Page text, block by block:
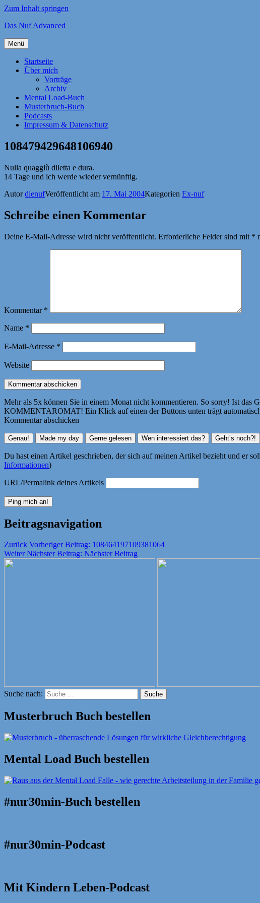
Zum Inhalt springen
Das Nuf Advanced
Menü
Startseite
Über mich
Vorträge
Archiv
Mental Load-Buch
Musterbruch-Buch
Podcasts
Impressum & Datenschutz
108479429648106940
Nulla quaggiù diletta e dura.
14 Tage und ich werde wieder vernünftig.
AutordienufVeröffentlicht am 17. Mai 2004Kategorien Ex-nuf
Schreibe einen Kommentar
Deine E-Mail-Adresse wird nicht veröffentlicht. Erforderliche Felder sind mit *
Kommentar *
Name *
E-Mail-Adresse *
Website
Mehr als 5x können Sie in einem Monat nicht kommentieren. So sorry! Ist das
KOMMENTAROMAT! Ein Klick auf einen der Buttons unten trägt
Kommentar abschicken
Du hast einen Artikel geschrieben, der sich auf meinen Artikel bezieht und er
Informationen)
URL/Permalink deines Artikels
Beitragsnavigation
Zurück Vorheriger Beitrag: 108464197109381064
Weiter Nächster Beitrag: Nächster Beitrag
Suche nach: Suche
Musterbruch Buch bestellen
Mental Load Buch bestellen
#nur30min-Buch bestellen
#nur30min-Podcast
Mit Kindern Leben-Podcast